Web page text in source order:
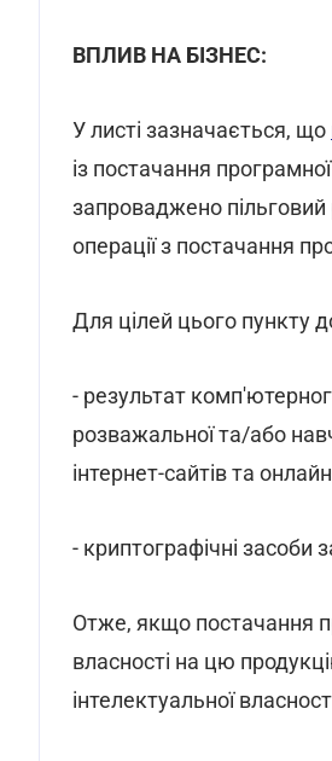
ВПЛИВ НА БІЗНЕС:
У листі зазначається, що
із постачання
запроваджено
операції з постачання
Для цілей цього пункту
- результат
розважальної та/або
інтернет-сайтів та
- криптографічні засоби
Отже, якщо постачання
власності на цю
інтелектуальної